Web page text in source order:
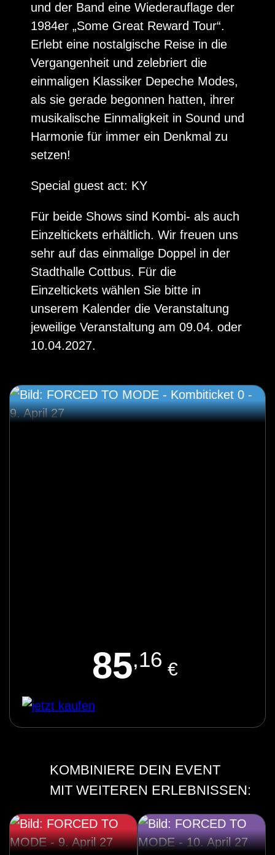
und der Band eine Wiederauflage der
1984er „Some Great Reward Tour“.
Erlebt eine nostalgische Reise in die
Vergangenheit und zelebriert die
einmaligen Klassiker Depeche Modes,
als sie gerade begonnen hatten, ihrer
musikalische Einmaligkeit in Sound und
Harmonie für immer ein Denkmal zu
setzen!
Special guest act: KY
Für beide Shows sind Kombi- als auch
Einzeltickets erhältlich. Wir freuen uns
sehr auf das einmalige Doppel in der
Stadthalle Cottbus. Für die
Einzeltickets wählen Sie bitte in
unserem Kalender die Veranstaltung
jeweilige Veranstaltung am 09.04. oder
10.04.2027.
85,16 €
KOMBINIERE DEIN EVENT
MIT WEITEREN ERLEBNISSEN: